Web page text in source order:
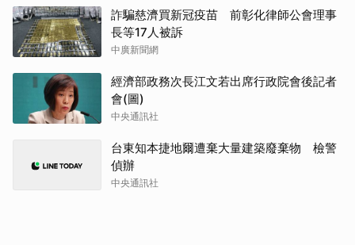
詐騙慈濟買新冠疫苗 前彰化律師公會理事
長等17人被訴
中廣新聞網
經濟部政務次長江文若出席行政院會後記者
會(圖)
中央通訊社
台東知本捷地爾遭棄大量建築廢棄物 檢警
偵辦
中央通訊社